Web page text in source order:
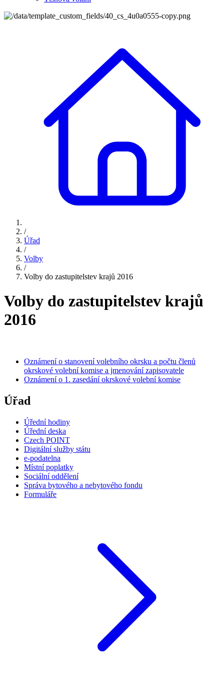
/
Úřad
/
Volby
/
Volby do zastupitelstev krajů 2016
Volby do zastupitelstev krajů
2016
Oznámení o stanovení volebního okrsku a počtu členů
okrskové volební komise a jmenování zapisovatele
Oznámení o 1. zasedání okrskové volební komise
Úřad
Úřední hodiny
Úřední deska
Czech POINT
Digitální služby státu
e-podatelna
Místní poplatky
Sociální oddělení
Správa bytového a nebytového fondu
Formuláře